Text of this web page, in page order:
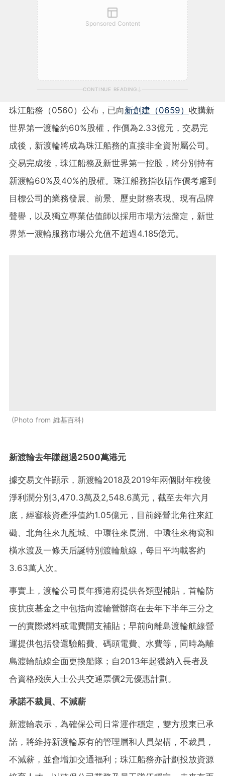
Sponsored Content
CONTINUE READING
珠江船務（0560）公布，已向新創建（0659） 收購新
世界第一渡輪約60%股權，作價為2.33億元，交易完
成後，新渡輪將成為珠江船務的直接非全資附屬公司。
交易完成後，珠江船務及新世界第一控股，將分別持有
新渡輪60%及40%的股權。珠江船務指收購作價考慮到
目標公司的業務發展、前景、歷史財務表現、現有品牌
聲譽，以及獨立專業估值師以採用市場方法釐定，新世
界第一渡輪服務市場公允值不超過4.185億元。
Photo from 維基百科
新渡輪去年賺超過2500萬港元
據交易文件顯示，新渡輪2018及2019年兩個財年稅後
淨利潤分別3,470.3萬及2,548.6萬元，截至去年六月
底，經審核資產淨值約1.05億元，目前經營北角往來紅
磡、北角往來九龍城、中環往來長洲、中環往來梅窩和
橫水渡及一條天后誕特別渡輪航線，每日平均載客約
3.63萬人次。
事實上，渡輪公司長年獲港府提供各類型補貼，首輪防
疫抗疫基金之中包括向渡輪營辦商在去年下半年三分之
一的實際燃料或電費開支補貼；早前向離島渡輪航線營
運提供包括發還驗船費、碼頭電費、水費等，同時為離
島渡輪航線全面更換船隊；自2013年起獲納入長者及
合資格殘疾人士公共交通票價2元優惠計劃。
承諾不裁員、不減薪
新渡輪表示，為確保公司日常運作穩定，雙方股東已承
諾，將維持新渡輪原有的管理層和人員架構，不裁員，
不減薪，並會增加交通福利；珠江船務亦計劃投放資源